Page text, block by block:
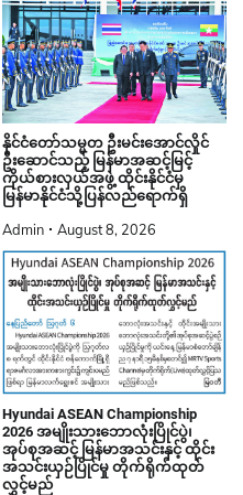
နိုင်ငံတော်သမ္မတ ဦးမင်းအောင်လှိုင်
ဦးဆောင်သည့် မြန်မာအဆင့်မြင့်
ကိုယ်စားလှယ်အဖွဲ့ ထိုင်းနိုင်ငံမှ
မြန်မာနိုင်ငံသို့ပြန်လည်ရောက်ရှိ
Admin August 8, 2026
Hyundai ASEAN Championship
2026 အမျိုးသားဘောလုံးပြိုင်ပွဲ၊
အုပ်စုအဆင့် မြန်မာအသင်းနှင့် ထိုင်း
အသင်းယှဉ်ပြိုင်မှု တိုက်ရိုက်ထုတ်
လွှင့်မည်